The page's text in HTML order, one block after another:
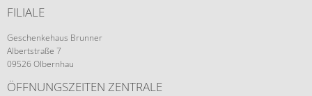
FILIALE
Geschenkehaus Brunner
Albertstraße 7
09526 Olbernhau
ÖFFNUNGSZEITEN ZENTRALE